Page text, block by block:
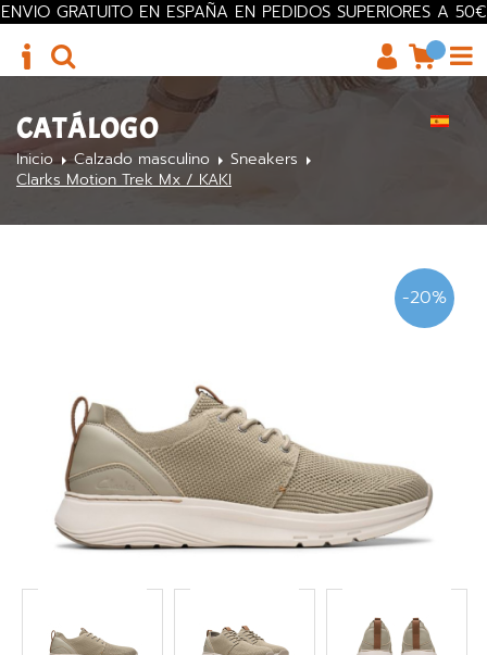
ENVIO GRATUITO EN ESPAÑA EN PEDIDOS SUPERIORES A 50€
CATÁLOGO
Inicio Calzado masculino
Sneakers
Clarks Motion Trek Mx / KAKI
-20%